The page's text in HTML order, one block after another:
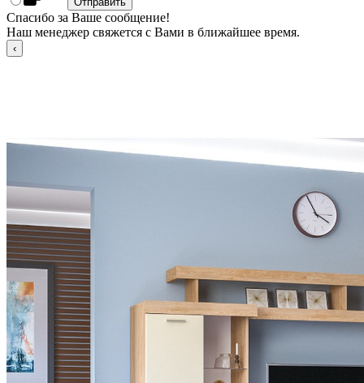
Спасибо за Ваше сообщение!
Наш менеджер свяжется с Вами в ближайшее время.